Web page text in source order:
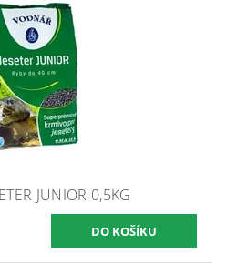
JUNIOR 0,5KG